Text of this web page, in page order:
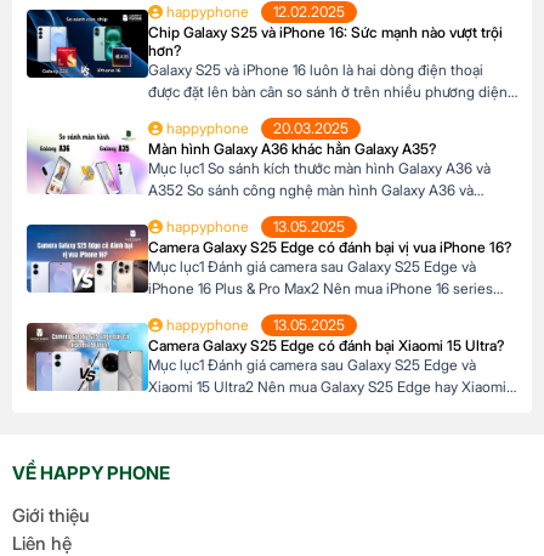
quét 120Hz5 Độ sáng tối đa Galaxy A26 vượt trội hơn6
Độ phân giải, độ sâu màu7 Hỗ trợ HDR là điểm yếu
chung8 Nên […]
happyphone
12.02.2025
Chip Galaxy S25 và iPhone 16: Sức mạnh nào vượt trội
hơn?
Galaxy S25 và iPhone 16 luôn là hai dòng điện thoại
được đặt lên bàn cân so sánh ở trên nhiều phương diện
sánh hai con chip Snapdragon 8 Elite và Apple A18 trên
hai dòng điện thoại này với nhau. Mục lục1 […]
happyphone
20.03.2025
Màn hình Galaxy A36 khác hẳn Galaxy A35?
Mục lục1 So sánh kích thước màn hình Galaxy A36 và
A352 So sánh công nghệ màn hình Galaxy A36 và
giải2.2 So sánh độ sáng màn hình 3 Màn hình Galaxy
A36 có tốt hơn Galaxy A35? So sánh kích thước màn
hình Galaxy A36 […]
happyphone
13.05.2025
Camera Galaxy S25 Edge có đánh bại vị vua iPhone 16?
Mục lục1 Đánh giá camera sau Galaxy S25 Edge và
iPhone 16 Plus & Pro Max2 Nên mua iPhone 16 series
hay Galaxy S25 Edge?3 Đánh giá camera trước Galaxy
S25 Edge và iPhone 16 Plus & Pro Max Đánh giá camera
sau Galaxy S25 Edge và iPhone 16 Plus & Pro Max 1.
Camera […]
happyphone
13.05.2025
Camera Galaxy S25 Edge có đánh bại Xiaomi 15 Ultra?
Mục lục1 Đánh giá camera sau Galaxy S25 Edge và
Xiaomi 15 Ultra2 Nên mua Galaxy S25 Edge hay Xiaomi
Edge và Xiaomi […]
VỀ HAPPY PHONE
Giới thiệu
Liên hệ